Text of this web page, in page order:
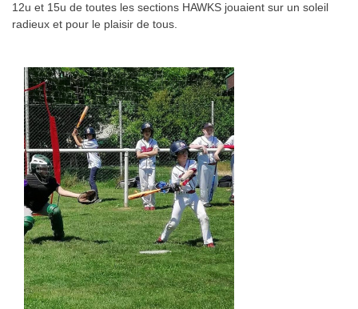
12u et 15u de toutes les sections HAWKS jouaient sur un soleil
radieux et pour le plaisir de tous.